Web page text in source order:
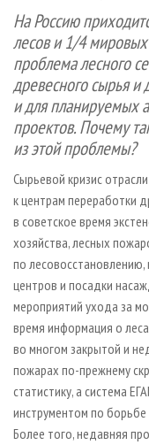
СУШКА ДРЕВЕСИНЫ
ПРОИЗВОДСТВО
ДЕРЕВЯННОЕ
ПРОИЗВОДСТВО
БИОЭНЕРГЕТИКА
ЦБП
ИНСТРУМЕНТ И
ПЕРСОНЫ
МОБИЛЬНЫЕ
ОФИЦИАЛЬНЫЕ
ПРИОРИТЕТНЫЕ
RUSSIAN
ГАЗЕТА
БИБЛИОТЕКА
КОНТАКТЫ
РЕКЛАМА
РЕКЛАМА НА САЙТЕ
На Россию
лесов и 1/4
проблема лесного
древесного сырья
и для планируемых
проектов. Почему
из этой проблемы?
Сырьевой кризис
к центрам переработки
в советское время
хозяйства, лесных
по
центров и посадки
мероприятий ухода за
время информация о
во многом закрытой и
пожарах по-прежнему
статистику, а система
инструментом по
Более того, недавняя